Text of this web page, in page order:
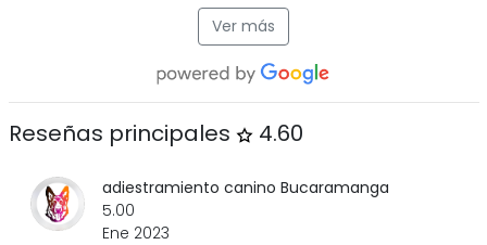
Ver más
Reseñas principales 4.60
adiestramiento canino Bucaramanga
5.00
Ene 2023